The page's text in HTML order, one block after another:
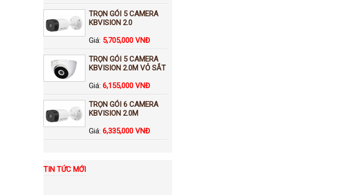
TRỌN GÓI 5 CAMERA
KBVISION 2.0
Giá: 5,705,000 VNĐ
TRỌN GÓI 5 CAMERA
KBVISION 2.0M VỎ SẮT
Giá: 6,155,000 VNĐ
TRỌN GÓI 6 CAMERA
KBVISION 2.0M
Giá: 6,335,000 VNĐ
TIN TỨC MỚI